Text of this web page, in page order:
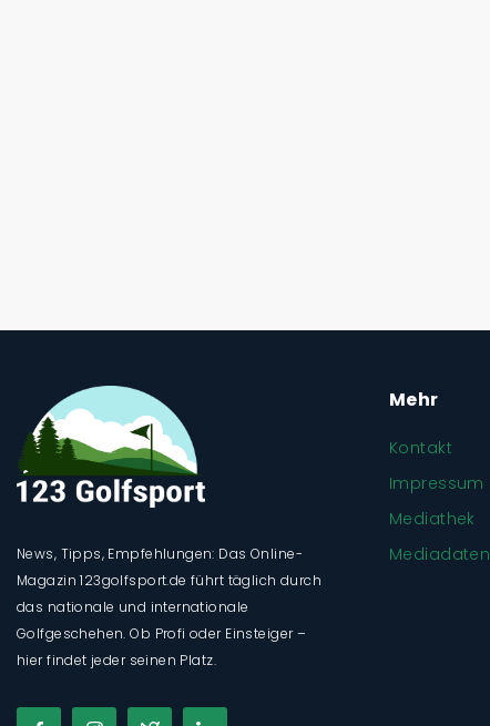
News, Tipps, Empfehlungen: Das Online-
Magazin 123golfsport.de führt täglich durch
das nationale und internationale
Golfgeschehen. Ob Profi oder Einsteiger –
hier findet jeder seinen Platz.
Mehr
Kontakt
Impressum
Mediathek
Mediadaten